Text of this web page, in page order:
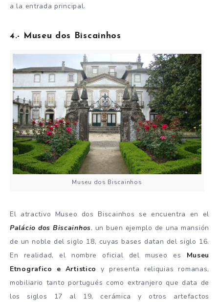
a la entrada principal.
4.- Museu dos Biscainhos
Museu dos Biscainhos
El atractivo Museo dos Biscainhos se encuentra en el
Palácio dos Biscainhos, un buen ejemplo de una mansión
de un noble del siglo 18, cuyas bases datan del siglo 16.
En realidad, el nombre oficial del museo es Museu
Etnografico e Artistico y presenta reliquias romanas,
mobiliario tanto portugués como extranjero que data de
los siglos 17 al 19, cerámica y otros artefactos